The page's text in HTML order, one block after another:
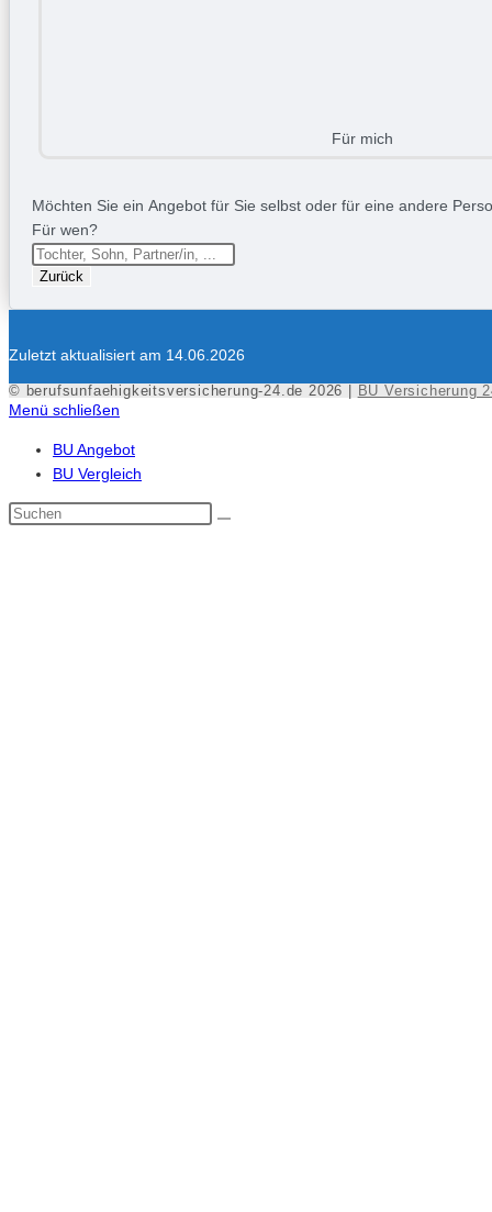
Für mich
Möchten Sie ein Angebot für Sie selbst oder für eine andere
Für wen?
Zurück
Zuletzt aktualisiert am 14.06.2026
© berufsunfaehigkeitsversicherung-24.de 2026 | BU Versicherung
Menü schließen
BU Angebot
BU Vergleich
Diese